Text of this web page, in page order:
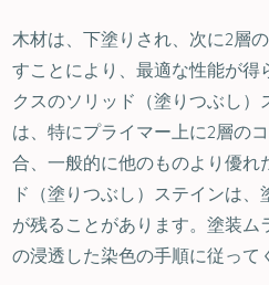
木材は、下塗りされ、次に2層
すことにより、最適な性能が得
クスのソリッド（塗りつぶし）
は、特にプライマー上に2層の
合、一般的に他のものより優れ
ド（塗りつぶし）ステインは
が残ることがあります。塗装ム
の浸透した染色の手順に従って